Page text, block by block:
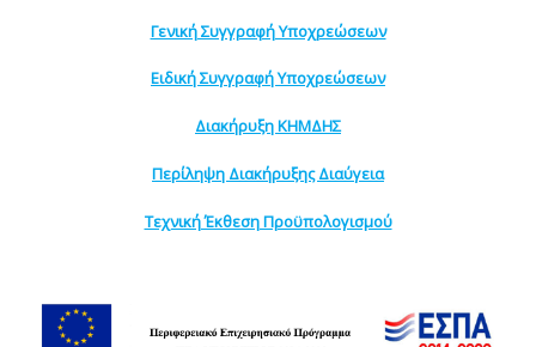
Γενική Συγγραφή Υποχρεώσεων
Ειδική Συγγραφή Υποχρεώσεων
Διακήρυξη ΚΗΜΔΗΣ
Περίληψη Διακήρυξης Διαύγεια
Τεχνική Έκθεση Προϋπολογισμού